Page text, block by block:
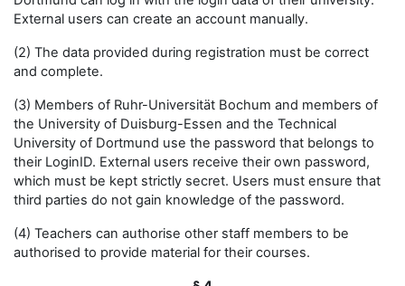
External users can create an account manually.
(2) The data provided during registration must be correct
and complete.
(3) Members of Ruhr-Universität Bochum and members of
the University of Duisburg-Essen and the Technical
University of Dortmund use the password that belongs to
their LoginID. External users receive their own password,
which must be kept strictly secret. Users must ensure that
third parties do not gain knowledge of the password.
(4) Teachers can authorise other staff members to be
authorised to provide material for their courses.